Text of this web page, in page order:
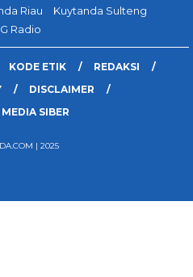
Riau
Kuytanda Sulteng
Radio
KODE ETIK
REDAKSI
DISCLAIMER
SIBER
| 2025